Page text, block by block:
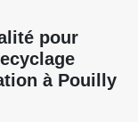
pour
à Pouilly